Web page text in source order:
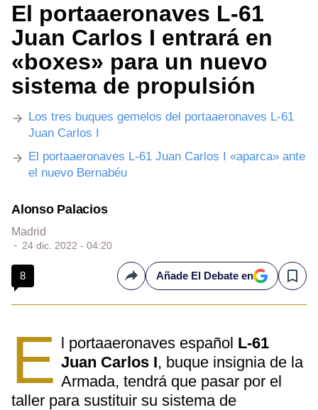
El portaaeronaves L-61
Juan Carlos I entrará en
«boxes» para un nuevo
sistema de propulsión
Los tres buques gemelos del portaaeronaves L-61
Juan Carlos I
El portaaeronaves L-61 Juan Carlos I «aparca» ante
el nuevo Bernabéu
Alonso Palacios
Madrid
24 dic. 2022 - 04:20
8 CompartirAñade El Debate en Save
E l portaaeronaves español L-61
Juan Carlos I, buque insignia de la
Armada, tendrá que pasar por el
taller para sustituir su sistema de